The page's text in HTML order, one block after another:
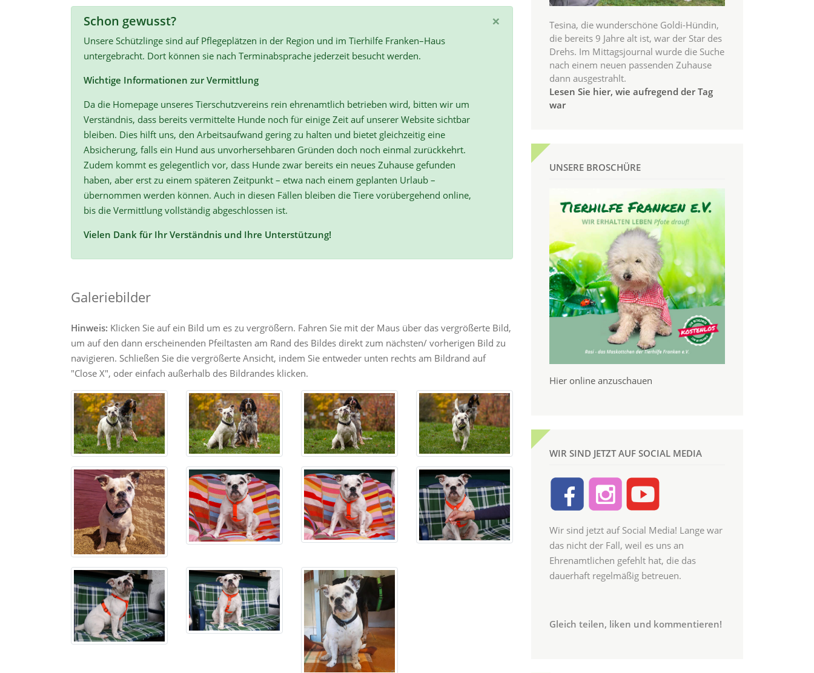
×
Schon gewusst?
Unsere Schützlinge sind auf Pflegeplätzen in der Region und im Tierhilfe Franken–Haus
untergebracht. Dort können sie nach Terminabsprache jederzeit besucht werden.
Wichtige Informationen zur Vermittlung
Da die Homepage unseres Tierschutzvereins rein ehrenamtlich betrieben wird, bitten wir um
Verständnis, dass bereits vermittelte Hunde noch für einige Zeit auf unserer Website sichtbar
bleiben. Dies hilft uns, den Arbeitsaufwand gering zu halten und bietet gleichzeitig eine
Absicherung, falls ein Hund aus unvorhersehbaren Gründen doch noch einmal zurückkehrt.
Zudem kommt es gelegentlich vor, dass Hunde zwar bereits ein neues Zuhause gefunden
haben, aber erst zu einem späteren Zeitpunkt – etwa nach einem geplanten Urlaub –
übernommen werden können. Auch in diesen Fällen bleiben die Tiere vorübergehend online,
bis die Vermittlung vollständig abgeschlossen ist.
Vielen Dank für Ihr Verständnis und Ihre Unterstützung!
Galeriebilder
Hinweis: Klicken Sie auf ein Bild um es zu vergrößern. Fahren Sie mit der Maus über das vergrößerte Bild,
um auf den dann erscheinenden Pfeiltasten am Rand des Bildes direkt zum nächsten/ vorherigen Bild zu
navigieren. Schließen Sie die vergrößerte Ansicht, indem Sie entweder unten rechts am Bildrand auf
"Close X", oder einfach außerhalb des Bildrandes klicken.
Tesina, die wunderschöne Goldi-Hündin,
die bereits 9 Jahre alt ist, war der Star des
Drehs. Im Mittagsjournal wurde die Suche
nach einem neuen passenden Zuhause
dann ausgestrahlt.
Lesen Sie hier, wie aufregend der Tag
war
UNSERE BROSCHÜRE
Hier online anzuschauen
WIR SIND JETZT AUF SOCIAL MEDIA
Wir sind jetzt auf Social Media! Lange war
das nicht der Fall, weil es uns an
Ehrenamtlichen gefehlt hat, die das
dauerhaft regelmäßig betreuen.
Gleich teilen, liken und kommentieren!